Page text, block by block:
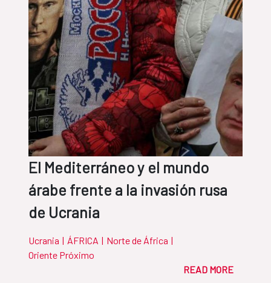
El Mediterráneo y el mundo
árabe frente a la invasión rusa
de Ucrania
Ucrania | ÁFRICA | Norte de África |
Oriente Próximo
READ MORE